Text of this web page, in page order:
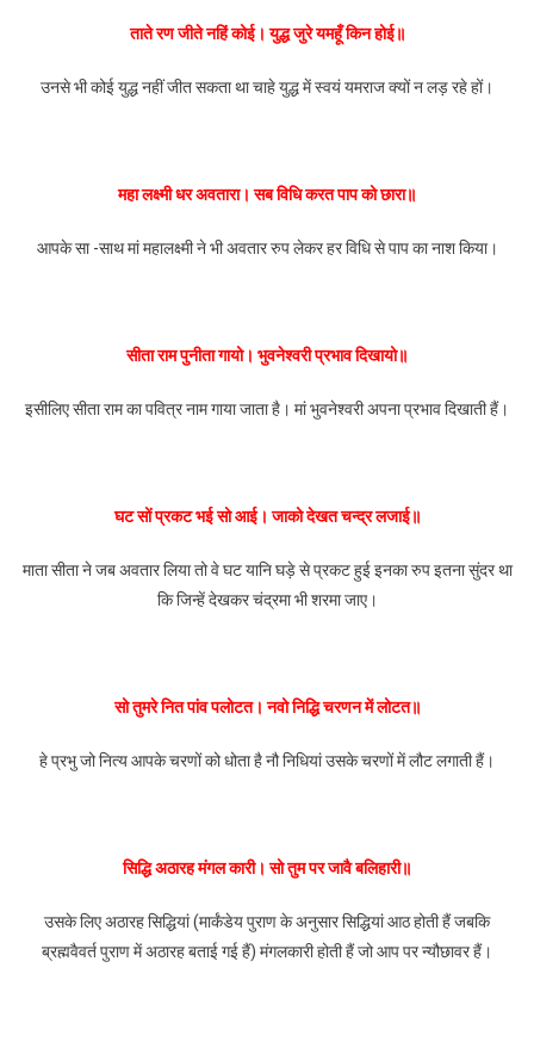
ताते रण जीते नहिं कोई। युद्ध जुरे यमहूँ किन होई॥
उनसे भी कोई युद्ध नहीं जीत सकता था चाहे युद्ध में स्वयं यमराज क्यों न लड़ रहे हों।
महा लक्ष्मी धर अवतारा। सब विधि करत पाप को छारा॥
आपके सा -साथ मां महालक्ष्मी ने भी अवतार रुप लेकर हर विधि से पाप का नाश किया।
सीता राम पुनीता गायो। भुवनेश्वरी प्रभाव दिखायो॥
इसीलिए सीता राम का पवित्र नाम गाया जाता है। मां भुवनेश्वरी अपना प्रभाव दिखाती हैं।
घट सों प्रकट भई सो आई। जाको देखत चन्द्र लजाई॥
माता सीता ने जब अवतार लिया तो वे घट यानि घड़े से प्रकट हुई इनका रुप इतना सुंदर था
कि जिन्हें देखकर चंद्रमा भी शरमा जाए।
सो तुमरे नित पांव पलोटत। नवो निद्धि चरणन में लोटत॥
हे प्रभु जो नित्य आपके चरणों को धोता है नौ निधियां उसके चरणों में लौट लगाती हैं।
सिद्धि अठारह मंगल कारी। सो तुम पर जावै बलिहारी॥
उसके लिए अठारह सिद्धियां (मार्कंडेय पुराण के अनुसार सिद्धियां आठ होती हैं जबकि
ब्रह्मवैवर्त पुराण में अठारह बताई गई हैं) मंगलकारी होती हैं जो आप पर न्यौछावर हैं।